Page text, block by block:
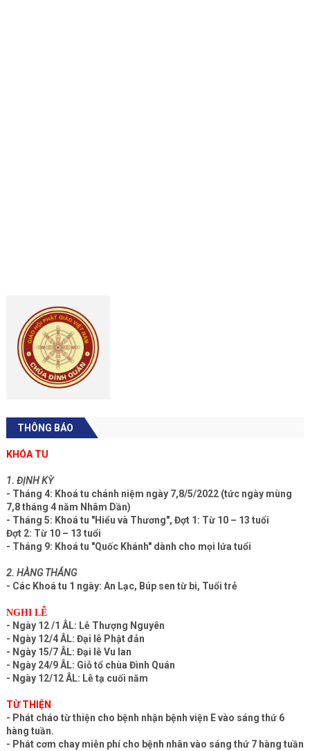
THÔNG BÁO
KHÓA TU
1. ĐỊNH KỲ
- Tháng 4: Khoá tu chánh niệm ngày 7,8/5/2022 (tức ngày mùng
7,8 tháng 4 năm Nhâm Dần)
- Tháng 5: Khoá tu "Hiểu và Thương", Đợt 1: Từ 10 – 13 tuổi
Đợt 2: Từ 10 – 13 tuổi
- Tháng 9: Khoá tu "Quốc Khánh" dành cho mọi lứa tuổi
2. HÀNG THÁNG
- Các Khoá tu 1 ngày: An Lạc, Búp sen từ bi, Tuổi trẻ
NGHI LỄ
- Ngày 12 /1 ÂL: Lễ Thượng Nguyên
- Ngày 12/4 ÂL: Đại lễ Phật đản
- Ngày 15/7 ÂL: Đại lễ Vu lan
- Ngày 24/9 ÂL: Giỗ tổ chùa Đình Quán
- Ngày 12/12 ÂL: Lễ tạ cuối năm
TỪ THIỆN
- Phát cháo từ thiện cho bệnh nhận bệnh viện E vào sáng thứ 6
hàng tuần.
- Phát cơm chay miễn phí cho bệnh nhân vào sáng thứ 7 hàng tuần